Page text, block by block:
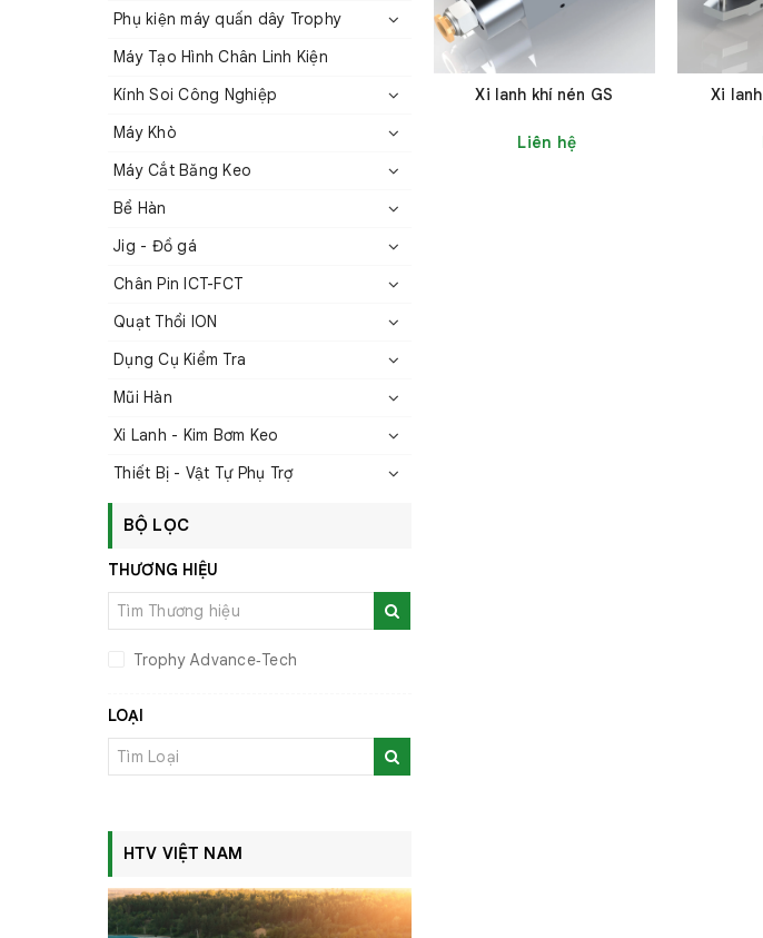
Phụ kiện máy quấn dây Trophy
Máy Tạo Hình Chân Linh Kiện
Kính Soi Công Nghiệp
Máy Khò
Máy Cắt Băng Keo
Bể Hàn
Jig - Đồ gá
Chân Pin ICT-FCT
Quạt Thổi ION
Dụng Cụ Kiểm Tra
Mũi Hàn
Xi Lanh - Kim Bơm Keo
Thiết Bị - Vật Tự Phụ Trợ
BỘ LỌC
THƯƠNG HIỆU
Trophy Advance‑Tech
LOẠI
HTV VIỆT NAM
Xi lanh khí nén GS
Liên hệ
Xi